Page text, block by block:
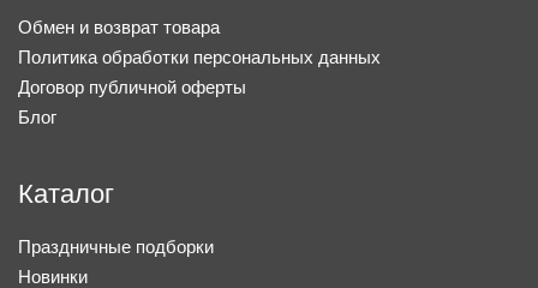
Обмен и возврат товара
Политика обработки персональных данных
Договор публичной оферты
Блог
Каталог
Праздничные подборки
Новинки